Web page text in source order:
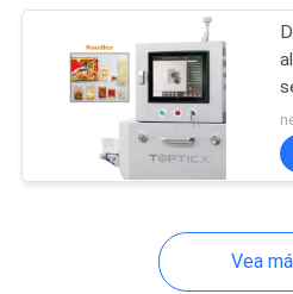
las nueces
MáquinaVea